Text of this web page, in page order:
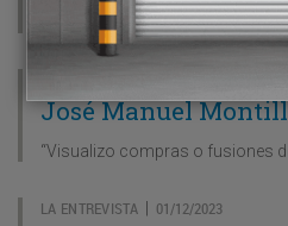
“Es preciso un marco de
José Manuel
“Visualizo compras o fusiones
LA ENTREVISTA| 01/12/2023